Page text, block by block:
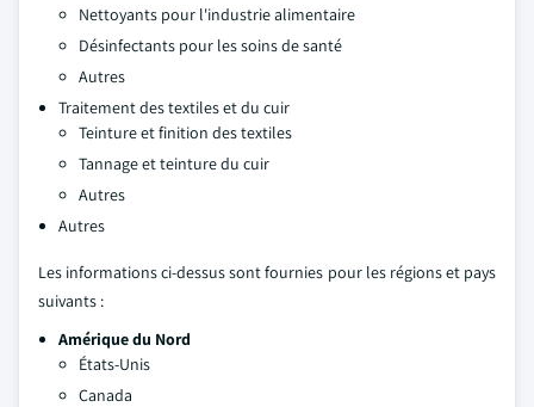
Nettoyants pour l'industrie alimentaire
Désinfectants pour les soins de santé
Autres
Traitement des textiles et du cuir
Teinture et finition des textiles
Tannage et teinture du cuir
Autres
Autres
Les informations ci-dessus sont fournies pour les régions et pays
suivants :
Amérique du Nord
États-Unis
Canada